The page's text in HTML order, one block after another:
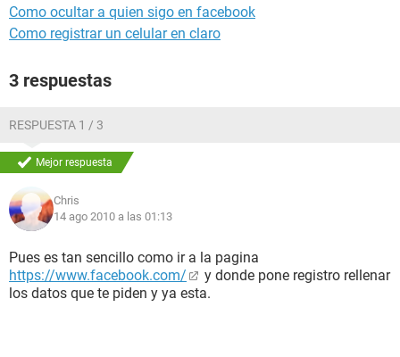
Como ocultar a quien sigo en facebook
Como registrar un celular en claro
3 respuestas
RESPUESTA 1 / 3
Mejor respuesta
Chris
14 ago 2010 a las 01:13
Pues es tan sencillo como ir a la pagina
https://www.facebook.com/
y donde pone registro rellenar
los datos que te piden y ya esta.